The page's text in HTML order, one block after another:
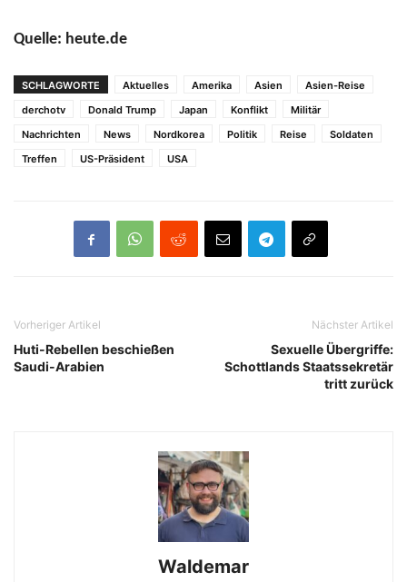
Quelle: heute.de
SCHLAGWORTE Aktuelles Amerika Asien
Asien-Reise
derchotv
Donald Trump Japan Konflikt
Militär
Nachrichten
News Nordkorea Politik Reise
Soldaten
Treffen
US-Präsident USA
Vorheriger Artikel
Huti-Rebellen beschießen
Saudi-Arabien
Nächster Artikel
Sexuelle Übergriffe:
Schottlands Staatssekretär
tritt zurück
Waldemar